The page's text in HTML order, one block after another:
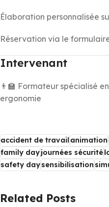
Élaboration personnalisée
Réservation via le
Intervenant
👨‍🏫 Formateur spécialisé
ergonomie
accident de travailanimation
family dayjournées sécurité
safety daysensibilisation
Related Posts